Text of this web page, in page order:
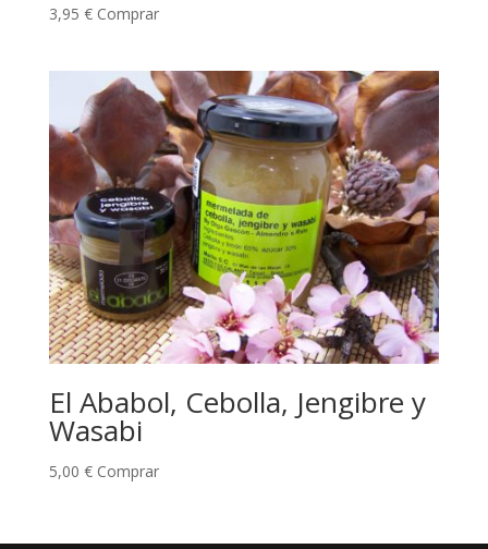
3,95 € Comprar
El Ababol, Cebolla, Jengibre y
Wasabi
5,00 € Comprar